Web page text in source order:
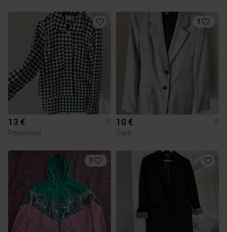
13 €
S
Reserved
1
10 €
S
Zara
1